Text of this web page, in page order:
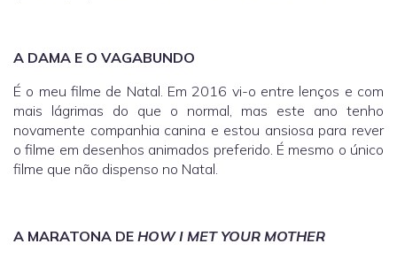
A DAMA E O VAGABUNDO
É o meu filme de Natal. Em 2016 vi-o entre lenços e com
mais lágrimas do que o normal, mas este ano tenho
novamente companhia canina e estou ansiosa para rever
o filme em desenhos animados preferido. É mesmo o único
filme que não dispenso no Natal.
A MARATONA DE HOW I MET YOUR MOTHER